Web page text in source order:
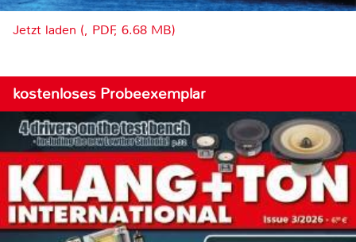
Jetzt laden (, PDF, 6.68 MB)
kostenloses Probeexemplar